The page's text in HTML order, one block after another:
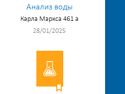
Анализ воды
Карла Маркса 461 а
28/01/2025